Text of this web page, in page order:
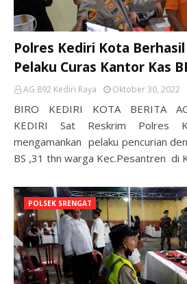
Polres Kediri Kota
Pelaku Curas Kantor Kas
AG 892 Kediri Raya Oktober 30, 2022
BIRO KEDIRI KOTA BERITA
KEDIRI Sat Reskrim Polres
mengamankan pelaku pencurian
BS ,31 thn warga Kec.Pesantren di
POLSEK SRENGAT